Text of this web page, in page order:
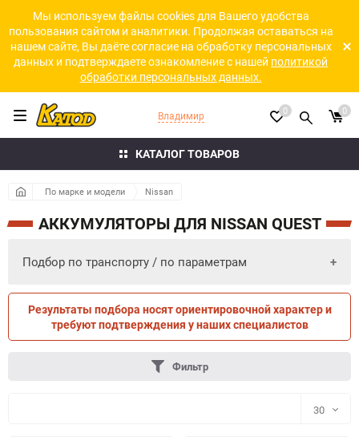
Мы используем файлы cookies для Вашего удобства
пользования сайтом и аналитики. Продолжая оставаться на
нашем сайте, Вы даёте согласие на обработку персональных
данных и подтверждаете ознакомление с нашей политикой
обработки персональных данных.
КАТАЛОГ ТОВАРОВ
Владимир 0 0
По марке и модели Nissan
АККУМУЛЯТОРЫ ДЛЯ NISSAN QUEST
Подбор по транспорту / по параметрам
ПО ТРАНСПОРТУ ПО ПАРАМЕТРАМ
Результаты подбора носят ориентировочной характер и
требуют подтверждения у наших специалистов
Фильтр
30